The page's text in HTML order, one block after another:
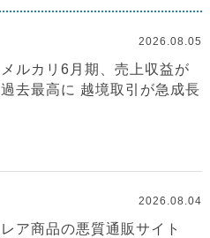
2026.08.05
メルカリ6月期、売上収益が
過去最高に 越境取引が急成長
2026.08.04
レア商品の悪質通販サイト